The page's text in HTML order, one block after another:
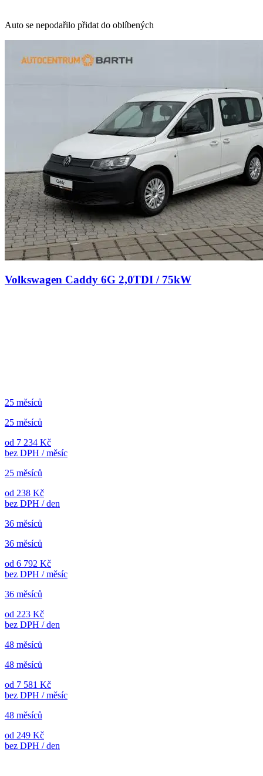
Auto se nepodařilo přidat do oblíbených
Volkswagen Caddy 6G 2,0TDI / 75kW
25 měsíců
25 měsíců
od 7 234 Kč
bez DPH / měsíc
25 měsíců
od 238 Kč
bez DPH / den
36 měsíců
36 měsíců
od 6 792 Kč
bez DPH / měsíc
36 měsíců
od 223 Kč
bez DPH / den
48 měsíců
48 měsíců
od 7 581 Kč
bez DPH / měsíc
48 měsíců
od 249 Kč
bez DPH / den